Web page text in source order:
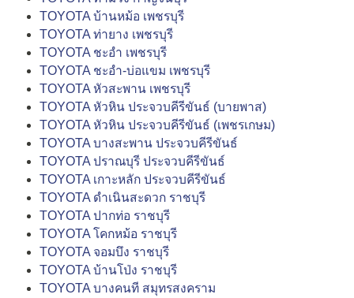
TOYOTA บ้านหม้อ เพชรบุรี
TOYOTA ท่ายาง เพชรบุรี
TOYOTA ชะอำ เพชรบุรี
TOYOTA ชะอำ-บ่อแขม เพชรบุรี
TOYOTA หัวสะพาน เพชรบุรี
TOYOTA หัวหิน ประจวบคีรีขันธ์ (บายพาส)
TOYOTA หัวหิน ประจวบคีรีขันธ์ (เพชรเกษม)
TOYOTA บางสะพาน ประจวบคีรีขันธ์
TOYOTA ปราณบุรี ประจวบคีรีขันธ์
TOYOTA เกาะหลัก ประจวบคีรีขันธ์
TOYOTA ดำเนินสะดวก ราชบุรี
TOYOTA ปากท่อ ราชบุรี
TOYOTA โคกหม้อ ราชบุรี
TOYOTA จอมบึง ราชบุรี
TOYOTA บ้านโป่ง ราชบุรี
TOYOTA บางคนที สมุทรสงคราม